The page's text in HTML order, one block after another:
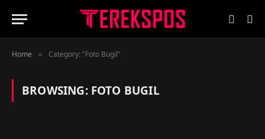
Home » Category: "Foto Bugil"
BROWSING: FOTO BUGIL